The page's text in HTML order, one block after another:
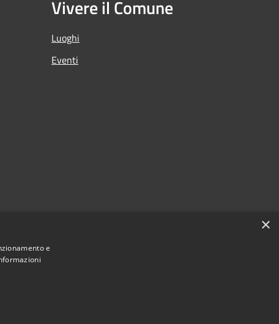
Vivere il Comune
Luoghi
Eventi
×
e